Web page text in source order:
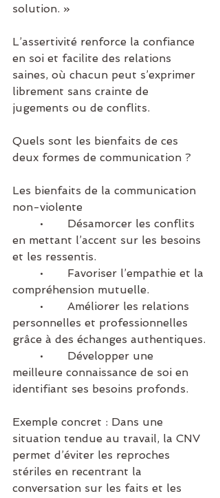
solution. »
L’assertivité renforce la confiance
en soi et facilite des relations
saines, où chacun peut s’exprimer
librement sans crainte de
jugements ou de conflits.
Quels sont les bienfaits de ces
deux formes de communication ?
Les bienfaits de la communication
non-violente
en mettant l’accent sur les besoins
et les ressentis.
compréhension mutuelle.
personnelles et professionnelles
grâce à des échanges authentiques.
meilleure connaissance de soi en
identifiant ses besoins profonds.
Exemple concret : Dans une
situation tendue au travail, la CNV
permet d’éviter les reproches
stériles en recentrant la
conversation sur les faits et les